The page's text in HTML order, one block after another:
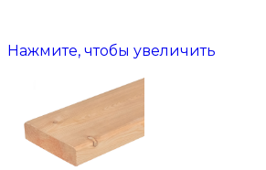
Нажмите, чтобы увеличить